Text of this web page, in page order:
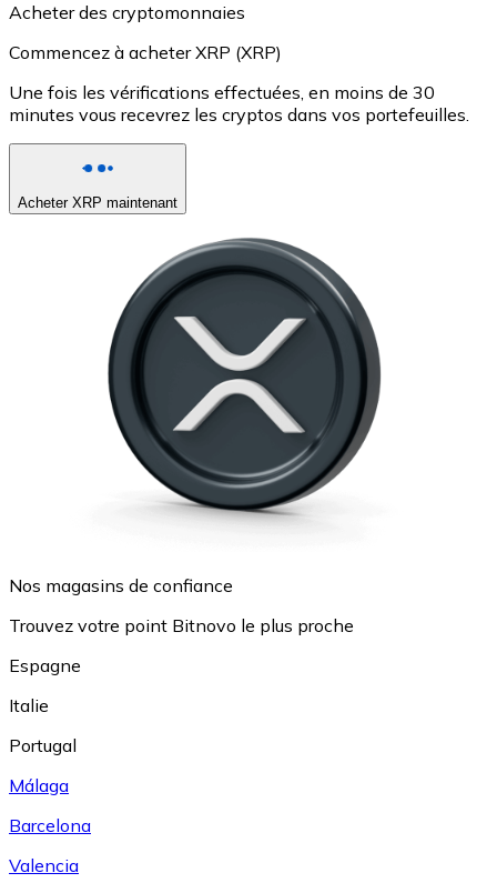
Acheter des cryptomonnaies
Commencez à acheter XRP (XRP)
Une fois les vérifications effectuées, en moins de 30
minutes vous recevrez les cryptos dans vos portefeuilles.
Acheter XRP maintenant
Nos magasins de confiance
Trouvez votre point Bitnovo le plus proche
Espagne
Italie
Portugal
Málaga
Barcelona
Valencia